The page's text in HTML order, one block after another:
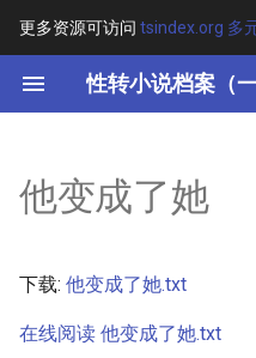
更多资源可访问 tsindex.org 多
性转小说档案（一
键
开
搜
索
其他信息 [Processed Page
他变成了她
下载: 他变成了她.txt
在线阅读 他变成了她.txt